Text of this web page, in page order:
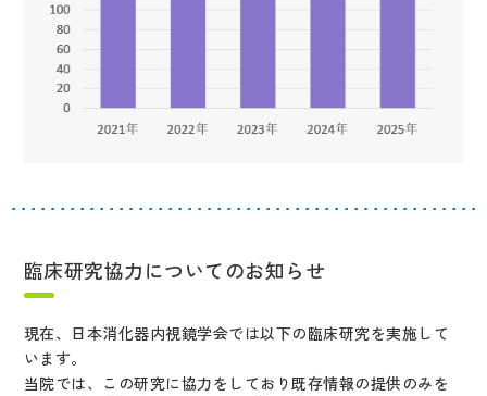
臨床研究協力についてのお知らせ
現在、日本消化器内視鏡学会では以下の臨床研究を実施して
います。
当院では、この研究に協力をしており既存情報の提供のみを